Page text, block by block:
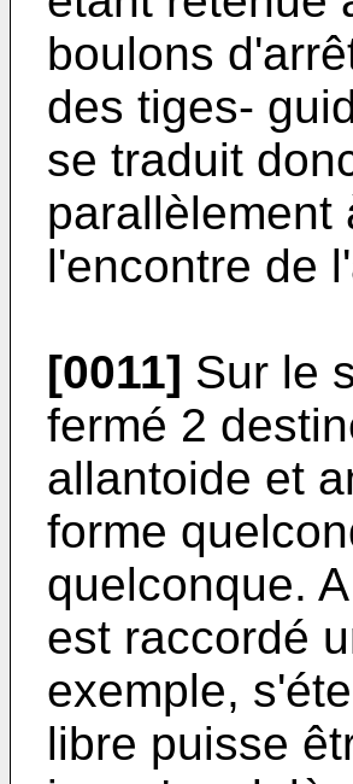
boulons
des tiges-
se traduit
parallèlement
l'encontre de
[0011] Sur le
fermé 2
allantoide et
forme
quelconque.
est raccordé
exemple,
libre puisse